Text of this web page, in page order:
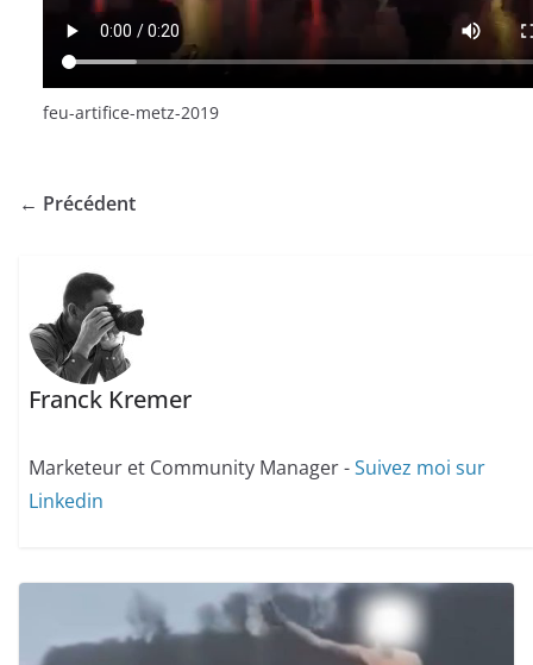
feu-artifice-metz-2019
← Précédent
Franck Kremer
Marketeur et Community Manager -Suivez moi sur
Linkedin